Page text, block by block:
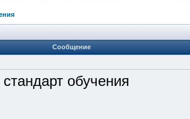
Сообщение
обучения